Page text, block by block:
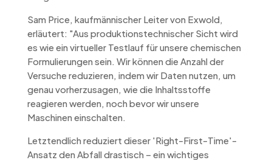
Sam Price, kaufmännischer Leiter von Exwold,
erläutert: "Aus produktionstechnischer Sicht wird
es wie ein virtueller Testlauf für unsere chemischen
Formulierungen sein. Wir können die Anzahl der
Versuche reduzieren, indem wir Daten nutzen, um
genau vorherzusagen, wie die Inhaltsstoffe
reagieren werden, noch bevor wir unsere
Maschinen einschalten.
Letztendlich reduziert dieser 'Right-First-Time'-
Ansatz den Abfall drastisch – ein wichtiges